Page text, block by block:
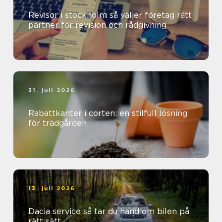
Revisor i stockholm så väljer företag rätt
partner för revision och rådgivning
31. juli 2026
Rabattkanter i corten: en stilfull lösning
för trädgården
13. juli 2026
Dacia service så tar du hand om bilen på